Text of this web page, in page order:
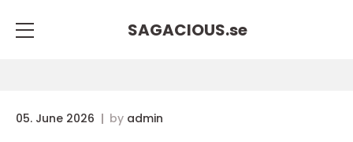
SAGACIOUS.se
05. June 2026 by admin